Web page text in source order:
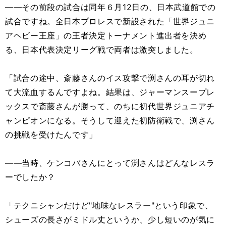
――その前段の試合は同年６月12日の、日本武道館での
試合ですね。全日本プロレスで新設された「世界ジュニ
アヘビー王座」の王者決定トーナメント進出者を決め
る、日本代表決定リーグ戦で両者は激突しました。
「試合の途中、斎藤さんのイス攻撃で渕さんの耳が切れ
て大流血するんですよね。結果は、ジャーマンスープレ
ックスで斎藤さんが勝って、のちに初代世界ジュニアチ
ャンピオンになる。そうして迎えた初防衛戦で、渕さん
の挑戦を受けたんです」
――当時、ケンコバさんにとって渕さんはどんなレスラ
ーでしたか？
「テクニシャンだけど"地味なレスラー"という印象で、
シューズの長さがミドル丈というか、少し短いのが気に